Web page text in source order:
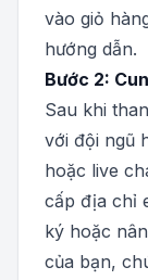
vào giỏ
hướng dẫn.
Bước 2:
Sau khi
với đội ngũ
hoặc live
cấp địa chỉ
ký hoặc
của bạn,